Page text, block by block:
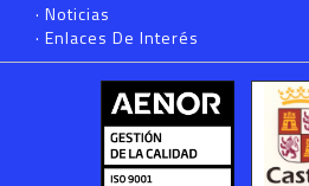
· Noticias
· Enlaces De Interés